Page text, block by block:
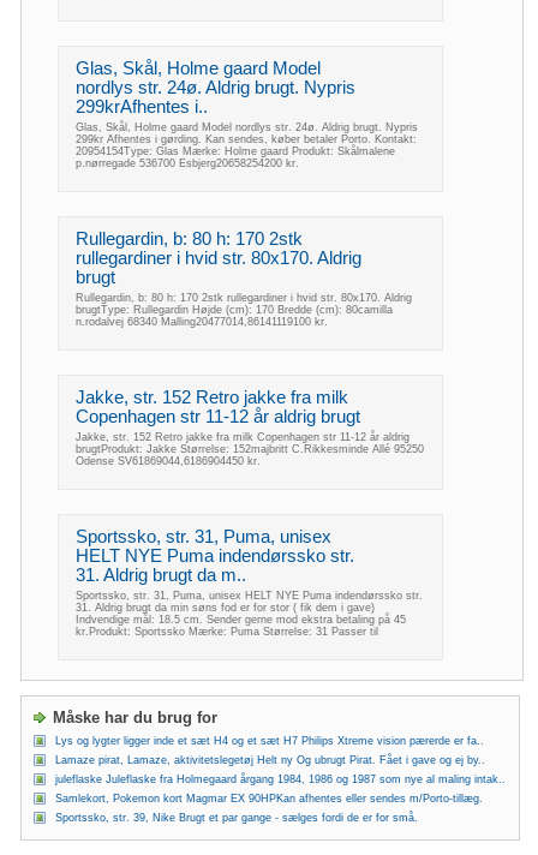
Glas, Skål, Holme gaard Model
nordlys str. 24ø. Aldrig brugt. Nypris
299krAfhentes i..
Glas, Skål, Holme gaard Model nordlys str. 24ø. Aldrig brugt. Nypris
299kr Afhentes i gørding. Kan sendes, køber betaler Porto. Kontakt:
20954154Type: Glas Mærke: Holme gaard Produkt: Skålmalene
p.nørregade 536700 Esbjerg20658254200 kr.
Rullegardin, b: 80 h: 170 2stk
rullegardiner i hvid str. 80x170. Aldrig
brugt
Rullegardin, b: 80 h: 170 2stk rullegardiner i hvid str. 80x170. Aldrig
brugtType: Rullegardin Højde (cm): 170 Bredde (cm): 80camilla
n.rodalvej 68340 Malling20477014,86141119100 kr.
Jakke, str. 152 Retro jakke fra milk
Copenhagen str 11-12 år aldrig brugt
Jakke, str. 152 Retro jakke fra milk Copenhagen str 11-12 år aldrig
brugtProdukt: Jakke Størrelse: 152majbritt C.Rikkesminde Allé 95250
Odense SV61869044,6186904450 kr.
Sportssko, str. 31, Puma, unisex
HELT NYE Puma indendørssko str.
31. Aldrig brugt da m..
Sportssko, str. 31, Puma, unisex HELT NYE Puma indendørssko str.
31. Aldrig brugt da min søns fod er for stor ( fik dem i gave)
Indvendige mål: 18.5 cm. Sender gerne mod ekstra betaling på 45
kr.Produkt: Sportssko Mærke: Puma Størrelse: 31 Passer til
Måske har du brug for
Lys og lygter ligger inde et sæt H4 og et sæt H7 Philips Xtreme vision pærerde er fa..
Lamaze pirat, Lamaze, aktivitetslegetøj Helt ny Og ubrugt Pirat. Fået i gave og ej by..
juleflaske Juleflaske fra Holmegaard årgang 1984, 1986 og 1987 som nye al maling intak..
Samlekort, Pokemon kort Magmar EX 90HPKan afhentes eller sendes m/Porto-tillæg.
Sportssko, str. 39, Nike Brugt et par gange - sælges fordi de er for små.